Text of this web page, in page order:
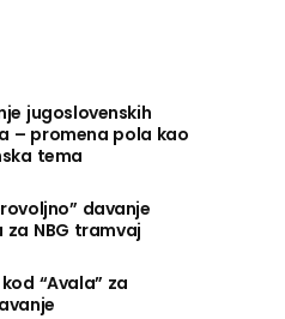
jugoslovenskih
– promena pola kao
tema
davanje
za NBG tramvaj
“Avala” za